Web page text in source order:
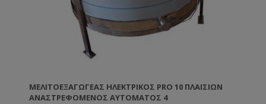
ΜΕΛΙΤΟΕΞΑΓΩΓΈΑΣ ΗΛΕΚΤΡΙΚΌΣ PRO 10 ΠΛΑΙΣΊΩΝ
ΑΝΑΣΤΡΕΦΌΜΕΝΟΣ ΑΥΤΌΜΑΤΟΣ 4